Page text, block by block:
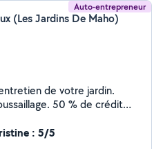
Auto-entrepreneur
(Les Jardins De Maho)
de votre jardin.
50 % de crédit
: 5/5